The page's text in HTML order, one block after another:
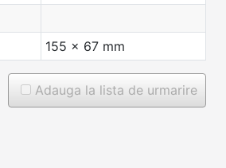
155 x 67 mm
Adauga la lista de urmarire